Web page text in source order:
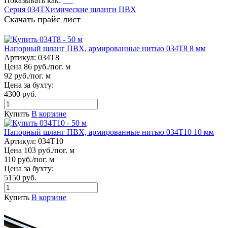
Серия 034ТХимические шланги ПВХ
Скачать прайс лист
Напорный шланг ПВХ, армированные нитью 034Т8 8 мм
Артикул: 034Т8
Цена 86 руб./пог. м
92 руб./пог. м
Цена за бухту:
4300 руб.
Купить В корзине
Напорный шланг ПВХ, армированные нитью 034Т10 10 мм
Артикул: 034Т10
Цена 103 руб./пог. м
110 руб./пог. м
Цена за бухту:
5150 руб.
Купить В корзине